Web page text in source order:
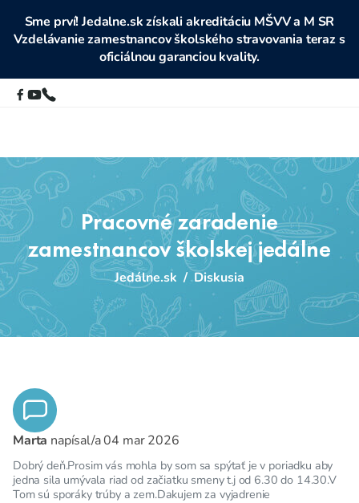
Sme prví! Jedalne.sk získali akreditáciu MŠVV a M SR
Vzdelávanie zamestnancov školského stravovania teraz s
oficiálnou garanciou kvality.
Pracovné zaradenie
zamestnancov školskej jedálne
Jedálne.sk / Diskusia
Marta napísal/a04 mar 2026
Dobrý deň.Prosim vás mohla by som sa spýtať je v poriadku aby
jedna sila umývala riad od začiatku smeny t.j od 6.30 do 14.30.V
Tom sú sporáky trúby a zem.Dakujem za vyjadrenie